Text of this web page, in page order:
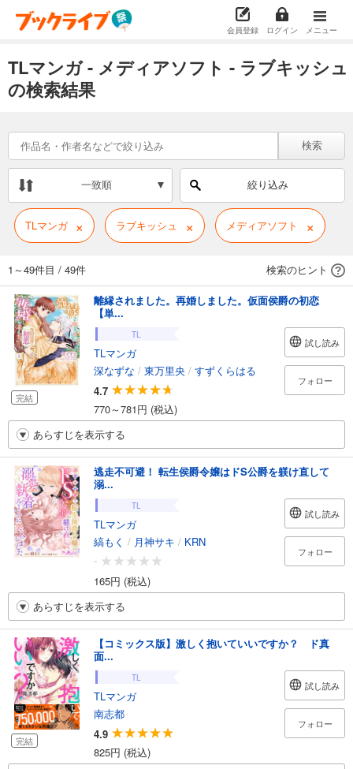
会員登録 ログイン メニュー
TLマンガ - メディアソフト - ラブキッシュ
の検索結果
検索
一致順 絞り込み
TLマンガ × ラブキッシュ × メディアソフト ×
1～49件目 / 49件 検索のヒント
完結
離縁されました。再婚しました。仮面侯爵の初恋
【単...
TL
TLマンガ
深なずな / 東万里央 / すずくらはる
4.7
770～781円 (税込)
試し読み
フォロー
あらすじを表示する
逃走不可避！ 転生侯爵令嬢はドS公爵を躾け直して
溺...
TL
TLマンガ
縞もく / 月神サキ / KRN
-
165円 (税込)
試し読み
フォロー
あらすじを表示する
完結
【コミックス版】激しく抱いていいですか？ ド真
面...
TL
TLマンガ
南志都
4.9
825円 (税込)
試し読み
フォロー